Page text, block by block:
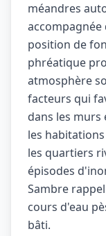
méandres
accompagnée
position de
phréatique
atmosphère
facteurs qui
dans les
les
les quartiers
épisodes
Sambre
cours d'eau
bâti.